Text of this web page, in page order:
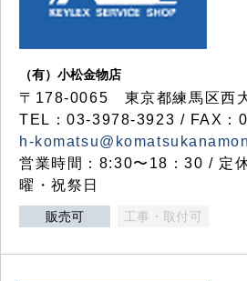
（有）小松金物店
〒178-0065 東京都練馬区西
TEL：03-3978-3923 / FAX：
h-
営業時間：8:30〜18：30 / 定
曜・祝祭日
販売可 工事・取付可